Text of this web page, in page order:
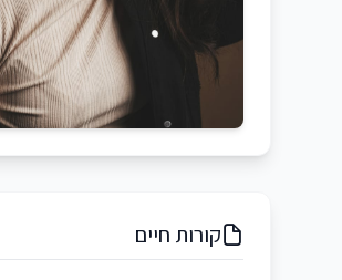
קורות חיים